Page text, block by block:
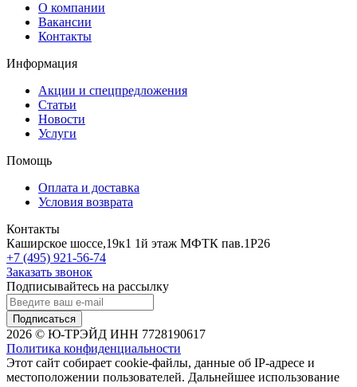
О компании
Вакансии
Контакты
Информация
Акции и спецпредложения
Статьи
Новости
Услуги
Помощь
Оплата и доставка
Условия возврата
Контакты
Каширское шоссе,19к1 1й этаж МФТК пав.1Р26
+7 (495) 921-56-74
Заказать звонок
Подписывайтесь на рассылку
Подписаться
2026 © Ю-ТРЭЙД ИНН 7728190617
Политика конфиденциальности
Этот сайт собирает cookie-файлы, данные об IP-адресе и
местоположении пользователей. Дальнейшее использование